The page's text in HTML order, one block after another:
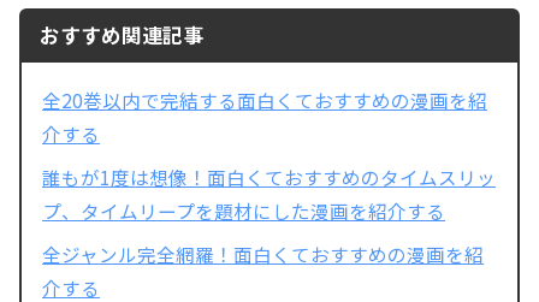
おすすめ関連記事
全20巻以内で完結する面白くておすすめの漫画を紹
介する
誰もが1度は想像！面白くておすすめのタイムスリッ
プ、タイムリープを題材にした漫画を紹介する
全ジャンル完全網羅！面白くておすすめの漫画を紹
介する